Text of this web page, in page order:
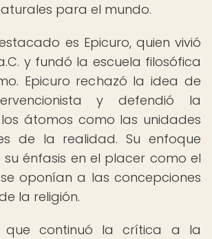
para el mundo.
es Epicuro, quien vivió
y fundó la escuela filosófica
Epicuro rechazó la idea de
y defendió la
átomos como las unidades
de la realidad. Su enfoque
énfasis en el placer como el
oponían a las concepciones
la religión.
que continuó la crítica a la